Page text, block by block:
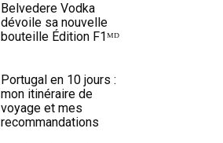
Belvedere Vodka
dévoile sa nouvelle
bouteille Édition F1ᴹᴰ
Portugal en 10 jours :
mon itinéraire de
voyage et mes
recommandations